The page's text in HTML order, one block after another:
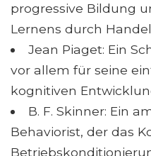
progressive Bildung
Lernens durch
Jean Piaget: Ein
vor allem für seine
kognitiven
B. F. Skinner: Ein
Behaviorist, der das